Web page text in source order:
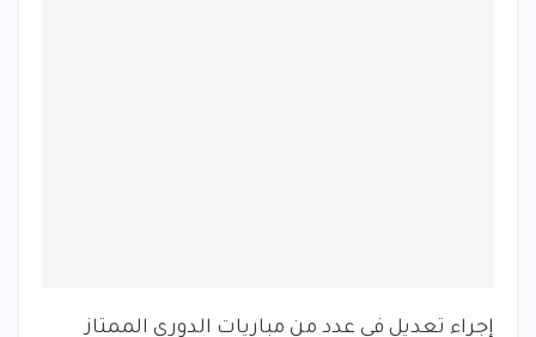
إجراء تعديل في عدد من مباريات الدوري الممتاز